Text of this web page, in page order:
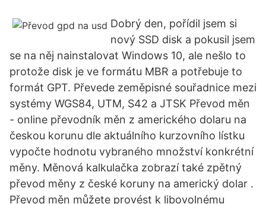
Dobrý den, pořídil jsem si
nový SSD disk a pokusil jsem
se na něj nainstalovat Windows 10, ale nešlo to
protože disk je ve formátu MBR a potřebuje to
formát GPT. Převede zeměpisné souřadnice mezi
systémy WGS84, UTM, S42 a JTSK Převod měn
- online převodník měn z amerického dolaru na
českou korunu dle aktuálního kurzovního lístku
vypočte hodnotu vybraného množství konkrétní
měny. Měnová kalkulačka zobrazí také zpětný
převod měny z české koruny na americký dolar .
Převod měn můžete provést k libovolnému